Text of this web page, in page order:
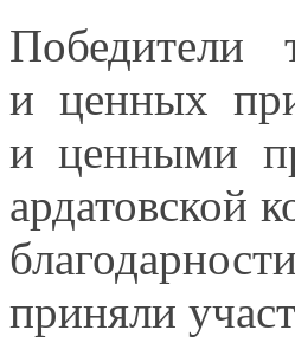
Победители
и ценных
и ценными
ардатовской
приняли